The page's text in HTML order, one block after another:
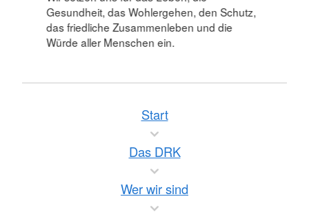
Gesundheit, das Wohlergehen, den Schutz,
das friedliche Zusammenleben und die
Würde aller Menschen ein.
Start
Das DRK
Wer wir sind